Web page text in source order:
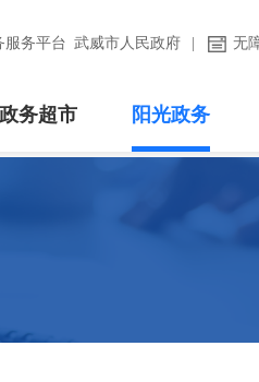
服务平台 武威市人民政府 无
政务超市 阳光政务